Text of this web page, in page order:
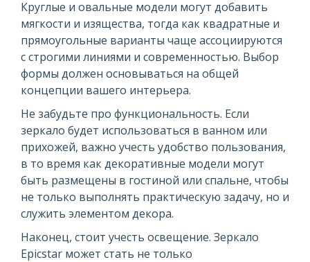
Круглые и овальные модели могут добавить
мягкости и изящества, тогда как квадратные и
прямоугольные варианты чаще ассоциируются
с строгими линиями и современностью. Выбор
формы должен основываться на общей
концепции вашего интерьера.
Не забудьте про функциональность. Если
зеркало будет использоваться в ванном или
прихожей, важно учесть удобство пользования,
в то время как декоративные модели могут
быть размещены в гостиной или спальне, чтобы
не только выполнять практическую задачу, но и
служить элементом декора.
Наконец, стоит учесть освещение. Зеркало
Epicstar может стать не только